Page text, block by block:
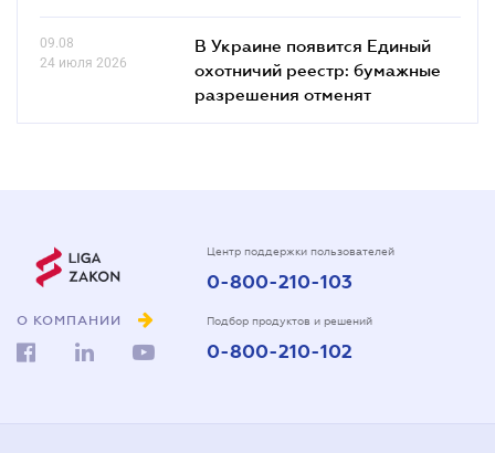
09.08
24 июля 2026
В Украине появится Единый
охотничий реестр: бумажные
разрешения отменят
О КОМПАНИИ
Центр поддержки пользователей
0-800-210-103
Подбор продуктов и решений
0-800-210-102